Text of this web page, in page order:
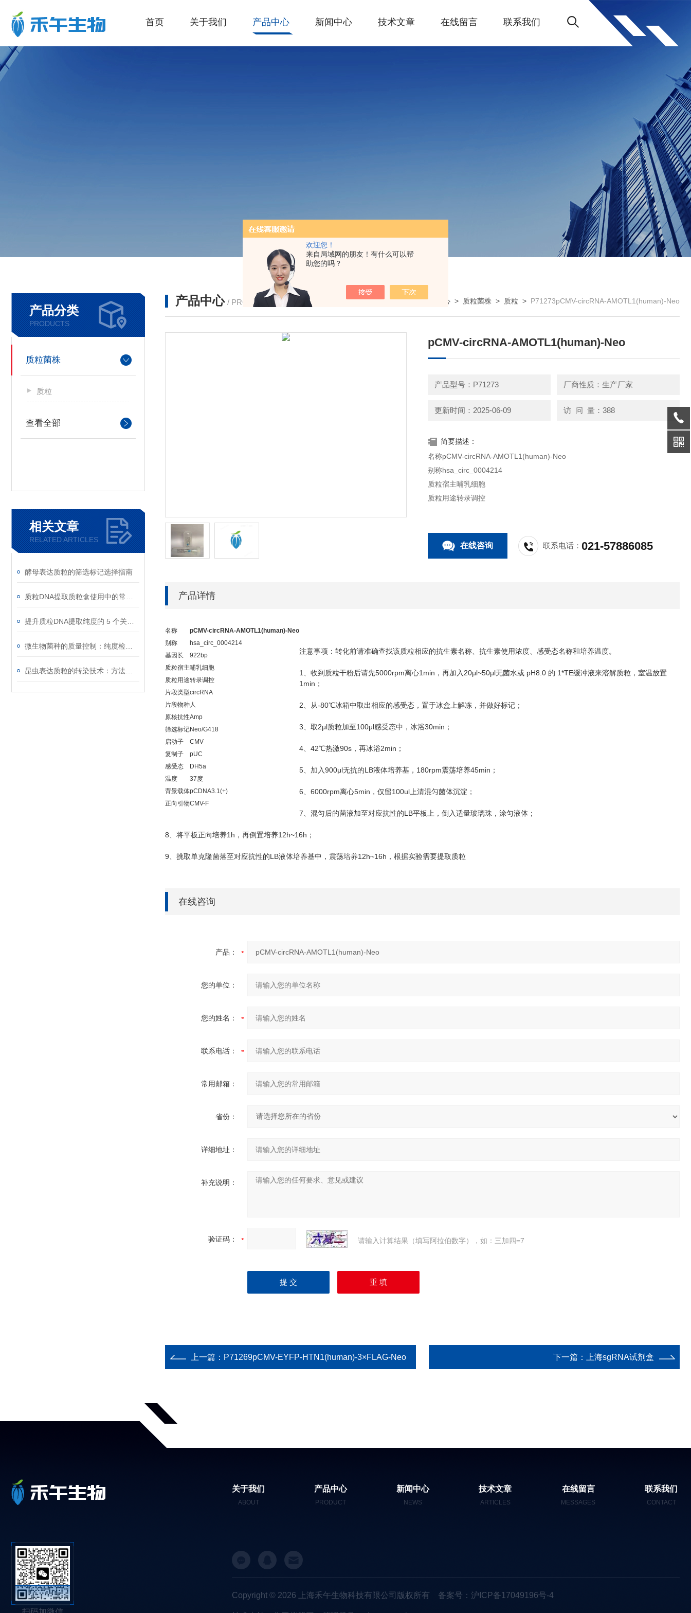
欢迎您！
来自局域网的朋友！有什么可以帮
助您的吗？
首页 关于我们 产品中心 新闻中心 技术文章 在线留言 联系我们
产品分类
PRODUCTS
质粒菌株
质粒
查看全部
相关文章
RELATED ARTICLES
酵母表达质粒的筛选标记选择指南
产品中心 / PRODUCTS 我的位置：首页>产品中心 > 质粒菌株 > 质粒 > P71273pCMV-circRNA-AMOTL1(human)-Neo
pCMV-circRNA-AMOTL1(human)-Neo
产品型号：P71273 厂商性质：生产厂家
更新时间：2025-06-09 访 问 量：388
简要描述：
名称pCMV-circRNA-AMOTL1(human)-Neo
别称hsa_circ_0004214
质粒宿主哺乳细胞
质粒用途转录调控
在线咨询 联系电话：021-57886085
产品详情
名称
pCMV-circRNA-AMOTL1(human)-Neo
别称
hsa_circ_0004214
基因长
922bp
质粒宿主哺乳细胞
质粒用途转录调控
片段类型circRNA
片段物种人
原核抗性Amp
筛选标记Neo/G418
启动子
CMV
复制子
pUC
感受态
DH5a
温度
37度
背景载体pCDNA3.1(+)
正向引物CMV-F
注意事项：转化前请准确查找该质粒相应的抗生素名称、抗生素使用浓度、感受态名称和培养温度。
1 、收到质粒干粉后请先5000rpm离心1min ，再加入 20μl~50μl无菌水或 pH8.0 的 1*TE缓冲液来溶解质粒，室温放置
1min ；
2、从-80℃冰箱中取出相应的感受态，置于冰盒上解冻，并做好标记；
3、取 2μl质粒加至 100μl感受态中，冰浴30min ；
4、 42℃热激90s ，再冰浴2min ；
5、加入900μl无抗的LB液体培养基， 180rpm震荡培养45min ；
6、 6000rpm离心5min ，仅留100ul上清混匀菌体沉淀；
7、混匀后的菌液加至对应抗性的LB平板上，倒入适量玻璃珠，涂匀液体；
8、将平板正向培养1h ，再倒置培养12h~16h ；
9、挑取单克隆菌落至对应抗性的LB液体培养基中，震荡培养12h~16h ，根据实验需要提取质粒
在线咨询
产品：
您的单位：
您的姓名：
联系电话：
常用邮箱：
省份：
详细地址：
补充说明：
验证码： 请输入计算结果（填写阿拉伯数字），如：三加四=7
上一篇： P71269pCMV-EYFP-HTN1(human)-3×FLAG-Neo 下一篇： 上海sgRNA试剂盒
关于我们
ABOUT
产品中心
PRODUCT
新闻中心
NEWS
技术文章
ARTICLES
在线留言
MESSAGES
联系我们
CONTACT
Copyright © 2026 上海禾午生物科技有限公司版权所有 备案号：沪ICP备17049196号-4